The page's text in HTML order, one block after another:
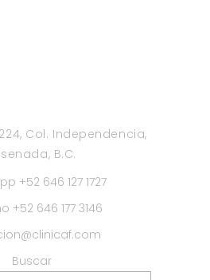
Col. Independencia,
B.C.
+52 646 127 1727
+52 646 177 3146
Buscar